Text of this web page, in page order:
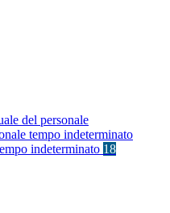
del personale
tempo indeterminato
indeterminato 18